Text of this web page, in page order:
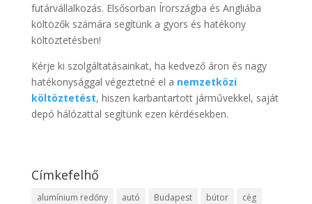
futárvállalkozás. Elsősorban Írországba és Angliába
költözők számára segítünk a gyors és hatékony
költöztetésben!
Kérje ki szolgáltatásainkat, ha kedvező áron és nagy
hatékonysággal végeztetné el a nemzetközi
költöztetést, hiszen karbantartott járművekkel, saját
depó hálózattal segítünk ezen kérdésekben.
Címkefelhő
alumínium redőny autó Budapest bútor
cég